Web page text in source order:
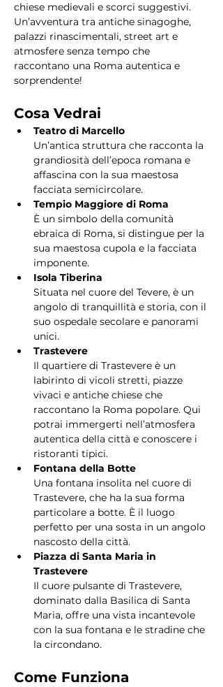
chiese medievali e scorci suggestivi.
Un’avventura tra antiche sinagoghe,
palazzi rinascimentali, street art e
atmosfere senza tempo che
raccontano una Roma autentica e
sorprendente!
Cosa Vedrai
Teatro di Marcello
Un’antica struttura che racconta la
grandiosità dell’epoca romana e
affascina con la sua maestosa
facciata semicircolare.
Tempio Maggiore di Roma
È un simbolo della comunità
ebraica di Roma, si distingue per la
sua maestosa cupola e la facciata
imponente.
Isola Tiberina
Situata nel cuore del Tevere, è un
angolo di tranquillità e storia, con il
suo ospedale secolare e panorami
unici.
Trastevere
Il quartiere di Trastevere è un
labirinto di vicoli stretti, piazze
vivaci e antiche chiese che
raccontano la Roma popolare. Qui
potrai immergerti nell’atmosfera
autentica della città e conoscere i
ristoranti tipici.
Fontana della Botte
Una fontana insolita nel cuore di
Trastevere, che ha la sua forma
particolare a botte. È il luogo
perfetto per una sosta in un angolo
nascosto della città.
Piazza di Santa Maria in
Trastevere
Il cuore pulsante di Trastevere,
dominato dalla Basilica di Santa
Maria, offre una vista incantevole
con la sua fontana e le stradine che
la circondano.
Come Funziona